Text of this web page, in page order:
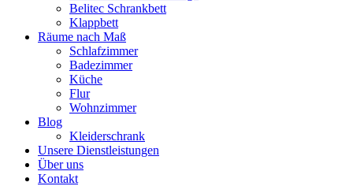
Belitec Schrankbett
Klappbett
Räume nach Maß
Schlafzimmer
Badezimmer
Küche
Flur
Wohnzimmer
Blog
Kleiderschrank
Unsere Dienstleistungen
Über uns
Kontakt